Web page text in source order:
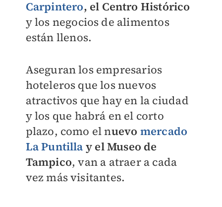
Carpintero, el Centro Histórico
y los negocios de alimentos
están llenos.
Aseguran los empresarios
hoteleros que los nuevos
atractivos que hay en la ciudad
y los que habrá en el corto
plazo, como el nuevo mercado
La Puntilla y el Museo de
Tampico, van a atraer a cada
vez más visitantes.